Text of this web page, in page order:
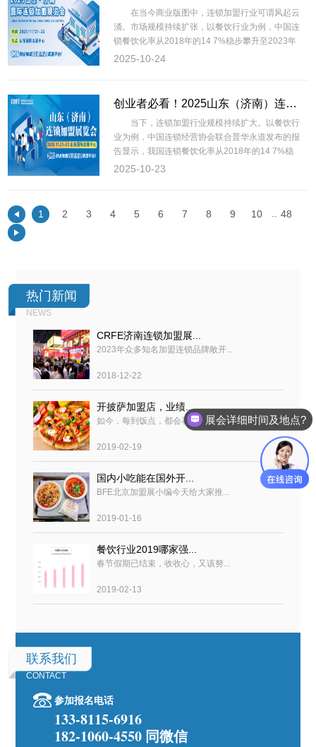
在当今商业版图中，连锁加盟行业可谓风起云
涌。市场规模持续扩张，以餐饮行业为例，中国连
锁餐饮化率从2018年的14 7%稳步攀升至2023年
2025-10-24
创业者必看！2025山东（济南）连锁加盟展，挖掘万亿市场的增长密码
当下，连锁加盟行业规模持续扩大。以餐饮行
业为例，中国连锁经营协会联合普华永道发布的报
告显示，我国连锁餐饮化率从2018年的14 7%稳
2025-10-23
1 2 3 4 5 6 7 8 9 10 48
热门新闻
NEWS
CRFE济南连锁加盟展...
2023年众多知名加盟连锁品牌敞开...
2018-12-22
开披萨加盟店，业绩...
如今，每到饭点，都会看到必胜客...
2019-02-19
国内小吃能在国外开...
BFE北京加盟展小编今天给大家推...
2019-01-16
餐饮行业2019哪家强...
春节假期已结束，收收心，又该努...
2019-02-13
联系我们
CONTACT
参加报名电话
133-8115-6916
182-1060-4550 同微信
展会详细时间及地点?